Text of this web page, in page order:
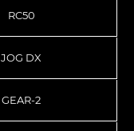
RC50
JOG DX
GEAR-2